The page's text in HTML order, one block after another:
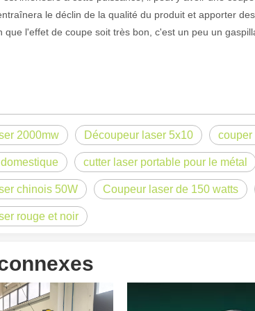
tout en conservant le ton professionnel et
le déclin de la qualité du produit et apporter
que l'effet de coupe soit très bon, c'est un peu un
2000mw Découpeur laser 5x10 couper
cutter laser portable pour le métal
chinois 50W Coupeur laser de 150 watts
rouge et noir